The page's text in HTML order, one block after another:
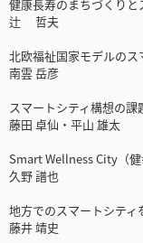
健康長寿のまちづくりと
辻 哲夫
北欧福祉国家モデルの
南雲 岳彦
スマートシティ構想の
藤田 卓仙・平山 雄太
Smart Wellness City（
久野 譜也
地方でのスマートシティ
藤井 靖史